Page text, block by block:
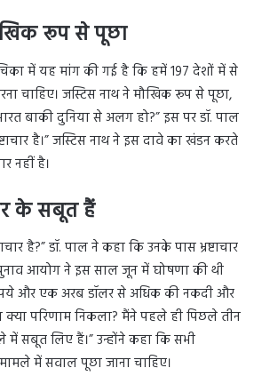
रूप से पूछा
में यह मांग की गई है कि हमें 197 देशों में से
चाहिए। जस्टिस नाथ ने मौखिक रूप से पूछा,
बाकी दुनिया से अलग हो?” इस पर डॉ. पाल
है।” जस्टिस नाथ ने इस दावे का खंडन करते
नहीं है।
के सबूत हैं
है?” डॉ. पाल ने कहा कि उनके पास भ्रष्टाचार
आयोग ने इस साल जून में घोषणा की थी
और एक अरब डॉलर से अधिक की नकदी और
क्या परिणाम निकला? मैंने पहले ही पिछले तीन
सबूत लिए हैं।” उन्होंने कहा कि सभी
में सवाल पूछा जाना चाहिए।